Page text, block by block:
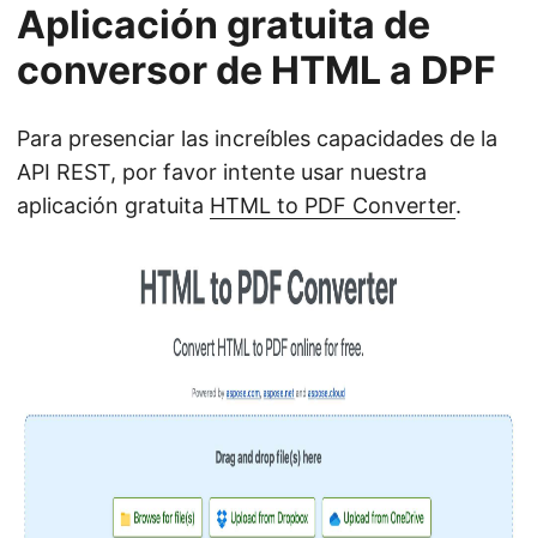
Aplicación gratuita de
conversor de HTML a DPF
Para presenciar las increíbles capacidades de la
API REST, por favor intente usar nuestra
aplicación gratuita HTML to PDF Converter.